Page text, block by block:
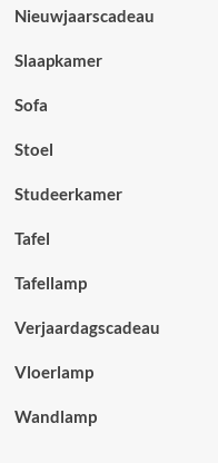
Nieuwjaarscadeau
Slaapkamer
Sofa
Stoel
Studeerkamer
Tafel
Tafellamp
Verjaardagscadeau
Vloerlamp
Wandlamp